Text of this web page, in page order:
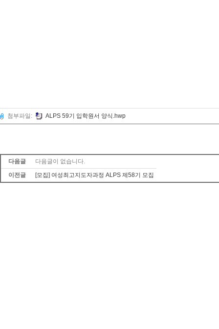
첨부파일: ALPS 59기 입학원서 양식.hwp
다음글
다음글이 없습니다.
이전글
[모집] 여성최고지도자과정 ALPS 제58기 모집